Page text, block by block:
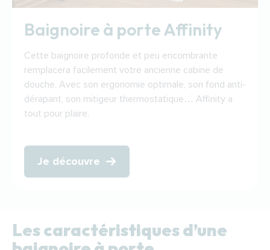
Baignoire à porte Affinity
Cette baignoire profonde et peu encombrante
remplacera facilement votre ancienne cabine de
douche. Avec son ergonomie optimale, son fond anti-
dérapant, son mitigeur thermostatique… Affinity a
tout pour plaire.
Je découvre
Les caractéristiques d’une